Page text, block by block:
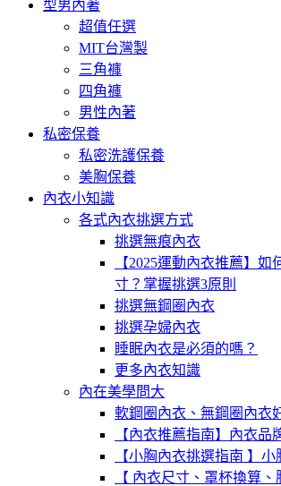
型男內著
超值任選
MIT台灣製
三角褲
四角褲
男性內著
私密保養
私密洗護保養
美胸保養
內衣小知識
各式內衣挑選方式
挑選無痕內衣
【2025運動內衣推薦】如
寸？掌握挑選3原則
挑選無鋼圈內衣
挑選孕婦內衣
睡眠內衣是必須的嗎？
更多內衣知識
內在美學問大
軟鋼圈內衣、無鋼圈內衣
【內衣推薦指南】內衣品
【小胸內衣挑選指南 】
【 內衣尺寸、罩杯換算